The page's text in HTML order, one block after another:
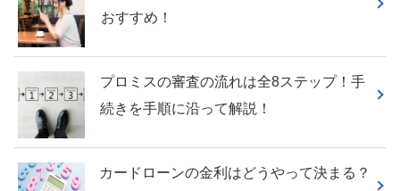
おすすめ！
プロミスの審査の流れは全8ステップ！手
続きを手順に沿って解説！
カードローンの金利はどうやって決まる？